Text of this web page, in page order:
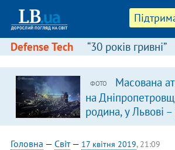
Defense Tech “30 років гривні”
ФОТО
Масована
на
родина, у Львові
багатоповерхівках
(доповнюється)
Головна — Світ— 17 квітня 2019, 21:09